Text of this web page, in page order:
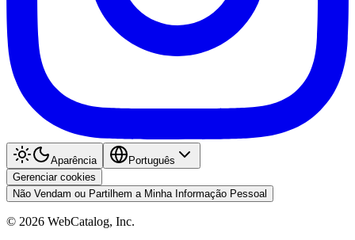
Aparência
Português
Gerenciar cookies
Não Vendam ou Partilhem a Minha Informação Pessoal
© 2026 WebCatalog, Inc.